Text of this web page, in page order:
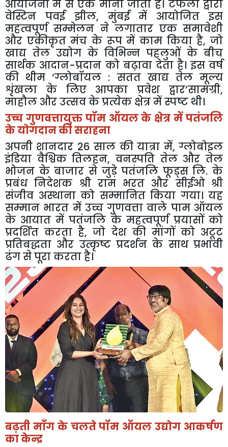
आयोजनों में से एक माना जाता है। टेफला द्वारा
वेस्टिन
पवई झील, मुंबई में आयोजित
इस
महत्वपूर्ण सम्मेलन ने लगातार एक समावेशी
और एकीकृत मंच के रूप में काम किया है,जो
खाद्य तेल उद्योग के विभिन्न पहलुओं के बीच
सार्थक आदान-प्रदान को बढ़ावा देता है। इस वर्ष
की थीम ‘ग्लोबॉयल : सतत खाद्य तेल मूल्य
शृंखला
के लिए आपका प्रवेश द्वार’सामग्री,
माहौल औरउत्सवकेप्रत्येक क्षेत्रमेंस्पष्ट थी।
उच्च गुणवत्तायुक्त पॉम ऑयल के क्षेत्र में पतंजलि
केयोगदानकीसराहना
अपनी शानदार 26साल की यात्रा में,ग्लोबोइल
इंडिया वैश्विक तिलहन,वनस्पति तेल और तेल
भोजन के बाजार से जुड़े पतंजलि फूड्स लि. के
प्रबंध निदेशक श्री राम भरत और सीईओ श्री
संजीव अस्थाना को सम्मानित किया गया। यह
सम्मान भारत में उच्च गुणवत्ता वाले पाम ऑयल
के आयात में पतंजलि के महत्वपूर्ण प्रयासों को
प्रदर्शित करता है,जो देश की मांगों को अटूट
प्रतिबद्धता और उत्कृष्ट प्रदर्शन के साथ प्रभावी
ढंगसेपूराकरताहै।
बढ़ती माँग के चलते पॉम ऑयल उद्योग आकर्षण
काकेन्द्र